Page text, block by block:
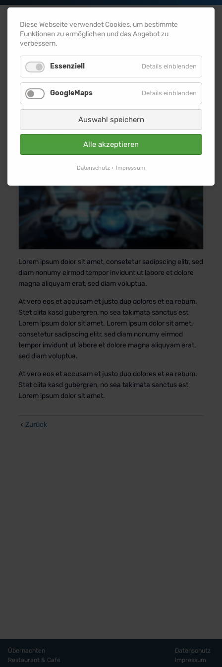
MENÜ
At vero eos et accusam et justo
duo dolores
Lorem ipsum dolor sit amet, consetetur sadipscing elitr, sed
diam nonumy eirmod tempor invidunt ut labore et dolore
magna aliquyam erat, sed diam voluptua.
At vero eos et accusam et justo duo dolores et ea rebum.
Stet clita kasd gubergren, no sea takimata sanctus est
Lorem ipsum dolor sit amet. Lorem ipsum dolor sit amet,
consetetur sadipscing elitr, sed diam nonumy eirmod
tempor invidunt ut labore et dolore magna aliquyam erat,
sed diam voluptua.
At vero eos et accusam et justo duo dolores et ea rebum.
Stet clita kasd gubergren, no sea takimata sanctus est
Lorem ipsum dolor sit amet.
Zurück
Übernachten
Restaurant & Café
Datenschutz
Impressum
Diese Webseite verwendet Cookies, um bestimmte
Funktionen zu ermöglichen und das Angebot zu
verbessern.
Essenziell Details einblenden
GoogleMaps Details einblenden
Auswahl speichern
Alle akzeptieren
Datenschutz Impressum